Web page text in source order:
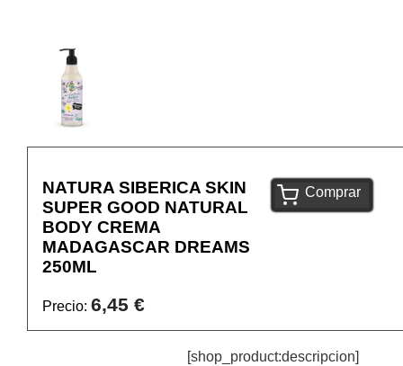
NATURA SIBERICA SKIN
SUPER GOOD NATURAL
BODY CREMA
MADAGASCAR DREAMS
250ML
Precio: 6,45 €
Comprar
[shop_product:descripcion]